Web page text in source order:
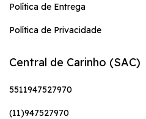
Política de Entrega
Política de Privacidade
Central de Carinho (SAC)
5511947527970
(11)947527970